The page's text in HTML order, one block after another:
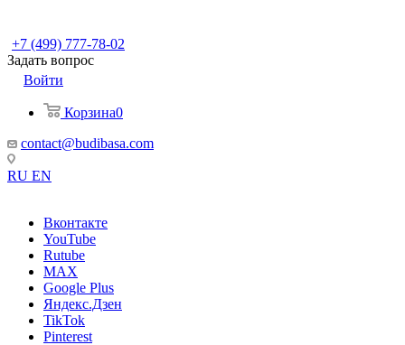
+7 (499) 777-78-02
Задать вопрос
Войти
Корзина0
contact@budibasa.com
RU EN
Вконтакте
YouTube
Rutube
MAX
Google Plus
Яндекс.Дзен
TikTok
Pinterest